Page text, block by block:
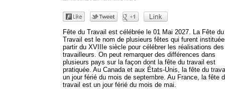
Fête du Travail est célébrée le 01 Mai 2027. La Fête du
Travail est le nom de plusieurs fêtes qui furent
partir du XVIIIe siècle pour célébrer les réalisations des
travailleurs. On peut remarquer des différences dans
plusieurs pays sur la façon dont la fête du travail est
pratiquée. Au Canada et aux États-Unis, la fête du
un jour férié du mois de septembre. Au France, la fête
travail est un jour férié du mois de mai.